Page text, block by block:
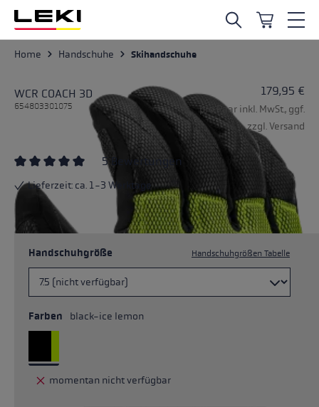
Zum Hauptinhalt springen
Home Handschuhe Skihandschuhe
WCR COACH 3D
654803301075
179,95 €
pro Paar inkl. MwSt., ggf.
zzgl. Versand
Durchschnittliche Bewertung von 5 von 5 Sternen
5 Bewertungen
Lieferzeit: ca. 1-3 Werktage
Handschuhgröße Handschuhgrößen Tabelle
Farben black-ice lemon
momentan nicht verfügbar